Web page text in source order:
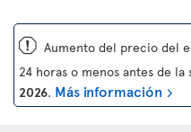
ü Aumento del precio del
24 horas o menos antes de la
2026. Más información